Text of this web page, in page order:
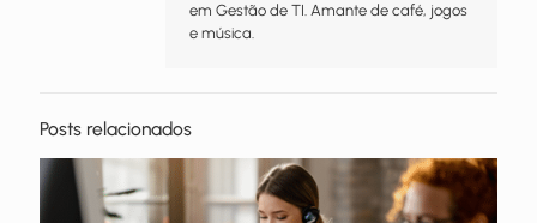
em Gestão de TI. Amante de café, jogos
e música.
Posts relacionados